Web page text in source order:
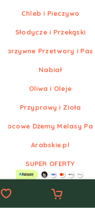
Chleb i Pieczywo
Słodycze i Przekąski
Warzywne Przetwory i
Nabiał
Oliwa i Oleje
Przyprawy i Zioła
Owocowe Dżemy Melasy
Arabskie.pl
SUPER OFERTY
Arabskie.pl